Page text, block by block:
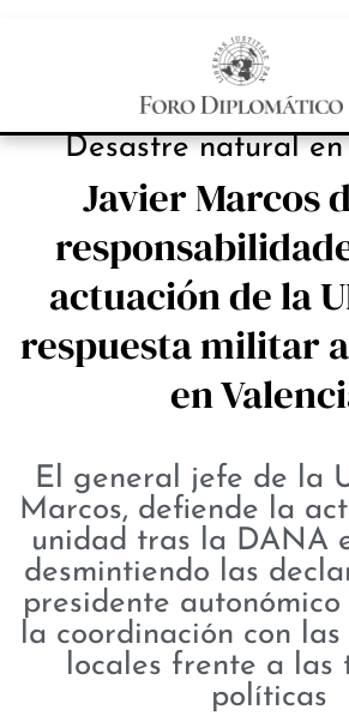
NOTICIAS
Desastre natural
Javier Marcos
actuación de la
respuesta militar
en
El general jefe de la
Marcos, defiende la
unidad tras la DANA
desmintiendo las
presidente
la coordinación con
locales frente a las
políticas